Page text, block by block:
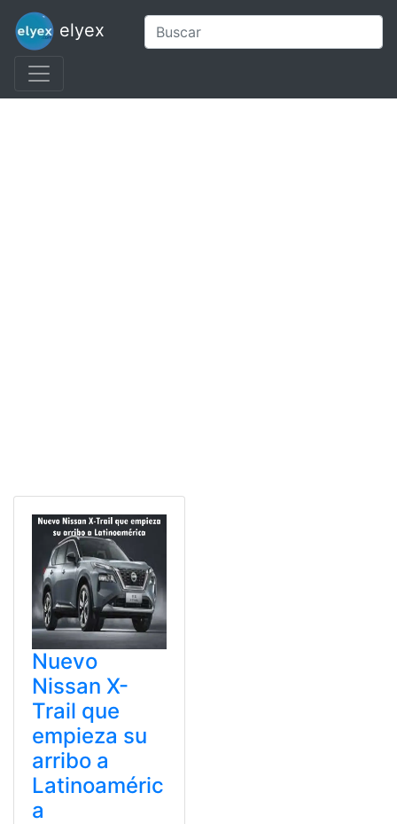
elyex
Nuevo
Nissan X-
Trail que
empieza su
arribo a
Latinoaméric
a